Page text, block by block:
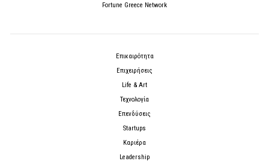
Fortune Greece Network
Επικαιρότητα
Επιχειρήσεις
Life & Art
Τεχνολογία
Επενδύσεις
Startups
Καριέρα
Leadership